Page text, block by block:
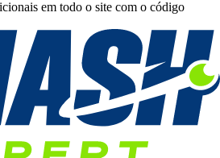
em todo o site com o código